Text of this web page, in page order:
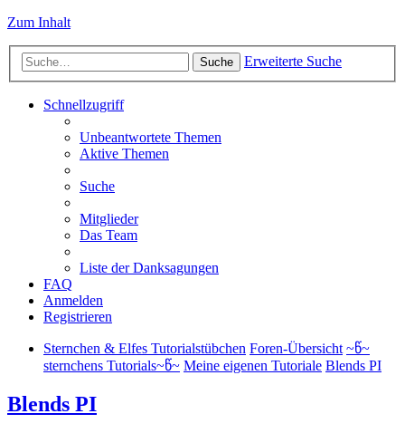
Zum Inhalt
Suche Erweiterte Suche
Schnellzugriff
Unbeantwortete Themen
Aktive Themen
Suche
Mitglieder
Das Team
Liste der Danksagungen
FAQ
Anmelden
Registrieren
Sternchen & Elfes Tutorialstübchen Foren-Übersicht ~წ~
sternchens Tutorials~წ~ Meine eigenen Tutoriale Blends PI
Blends PI